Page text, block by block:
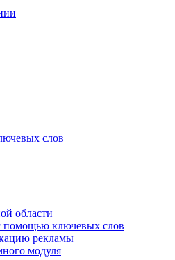
слов
области
помощью ключевых слов
рекламы
модуля